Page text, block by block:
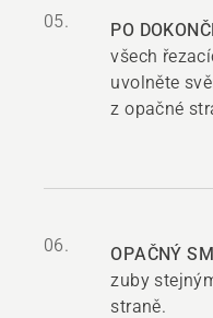
05. PO
všech
uvolněte
z opačné
06. OPAČNÝ
zuby
straně.